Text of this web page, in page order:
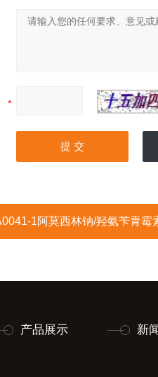
1阿莫西林钠/羟氨苄青霉素钠/
产品展示 新